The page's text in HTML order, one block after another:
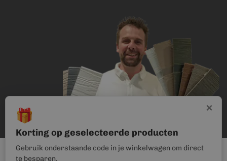
×
🎁
Korting op geselecteerde producten
Gebruik onderstaande code in je winkelwagen om direct
te besparen.